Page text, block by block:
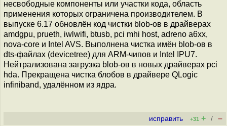
несвободные компоненты или участки кода, область
применения которых ограничена производителем. В
выпуске 6.17 обновлён код чистки blob-ов в драйверах
amdgpu, prueth, iwlwifi, btusb, pci mhi host, adreno a6xx,
nova-core и Intel AVS. Выполнена чистка имён blob-ов в
dts-файлах (devicetree) для ARM-чипов и Intel IPU7.
Нейтрализована загрузка blob-ов в новых драйверах pci
hda. Прекращена чистка блобов в драйвере QLogic
infiniband, удалённом из ядра.
исправить +31 + / –